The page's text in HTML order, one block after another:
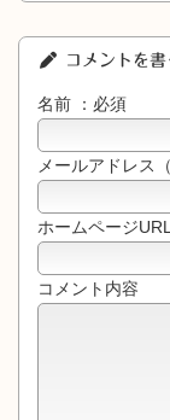
コメントを書
名前 ：必須
メールアドレス
ホームページURL
コメント内容